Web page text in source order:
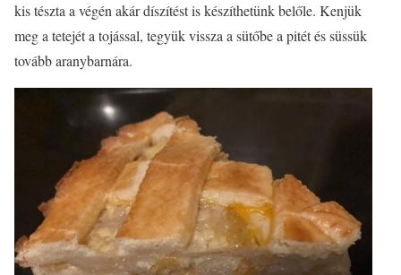
kis tészta a végén akár díszítést is készíthetünk belőle. Kenjük
meg a tetejét a tojással, tegyük vissza a sütőbe a pitét és süssük
tovább aranybarnára.